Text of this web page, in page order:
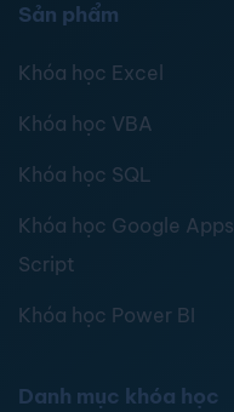
Sản phẩm
Khóa học Excel
Khóa học VBA
Khóa học SQL
Khóa học Google Apps
Script
Khóa học Power BI
Danh mục khóa học